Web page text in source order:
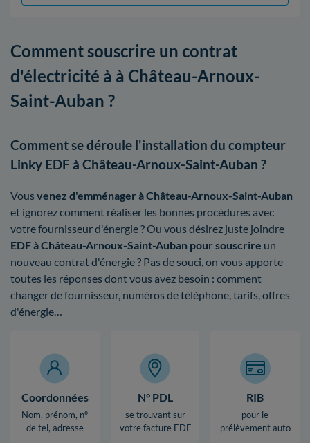
Comment souscrire un contrat
d'électricité à à Château-Arnoux-
Saint-Auban ?
Comment se déroule l'installation du compteur
Linky EDF à Château-Arnoux-Saint-Auban ?
Vous venez d'emménager à Château-Arnoux-Saint-Auban
et ignorez comment réaliser les bonnes procédures avec
votre fournisseur d'énergie ? Ou vous désirez juste joindre
EDF à Château-Arnoux-Saint-Auban pour souscrire un
nouveau contrat d'énergie ? Pas de souci, on vous apporte
toutes les réponses dont vous avez besoin : comment
changer de fournisseur, numéros de téléphone, tarifs, offres
d'énergie…
Coordonnées
Nom, prénom, n°
de tel, adresse
N° PDL
se trouvant sur
votre facture EDF
RIB
pour le
prélèvement auto